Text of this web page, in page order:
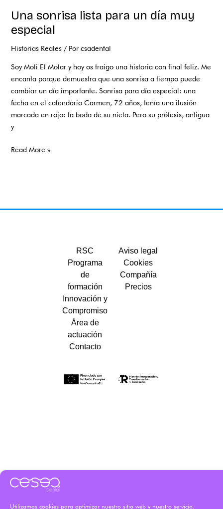
Utilizamos cookies para optimizar nuestro sitio web y nuestro servicio.
Una sonrisa lista para un día muy
especial
Historias Reales / Porcsadental
Soy Moli El Molar y hoy os traigo una historia con final feliz. Me
encanta porque demuestra que una sonrisa a tiempo puede
cambiar un día importante. Sonrisa para día especial: una
fecha en el calendario Carmen, 72 años, tenía una ilusión
marcada en rojo: la boda de su nieta. Pero su prótesis, antigua
y
Read More »
RSC
Programa
de
formación
Innovación y
Compromiso
Área de
actuación
Contacto
Aviso legal
Cookies
Compañía
Precios